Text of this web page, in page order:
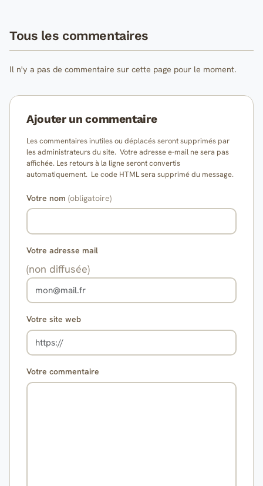
Tous les commentaires
Il n'y a pas de commentaire sur cette page pour le moment.
Ajouter un commentaire
Les commentaires inutiles ou déplacés seront supprimés par
les administrateurs du site. Votre adresse e-mail ne sera pas
affichée. Les retours à la ligne seront convertis
automatiquement. Le code HTML sera supprimé du message.
Votre nom (obligatoire)
Votre adresse mail
(non diffusée)
Votre site web
Votre commentaire